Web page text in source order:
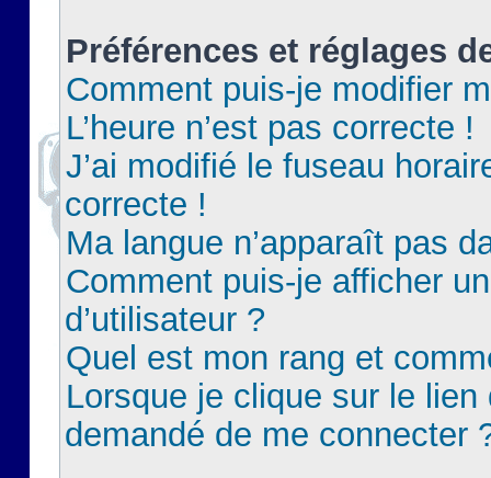
Préférences et réglages
Comment puis-je modifier
L’heure n’est pas correcte !
J’ai modifié le fuseau
correcte !
Ma langue n’apparaît pas
Comment puis-je afficher
d’utilisateur ?
Quel est mon rang et
Lorsque je clique sur le lien
demandé de me connecter